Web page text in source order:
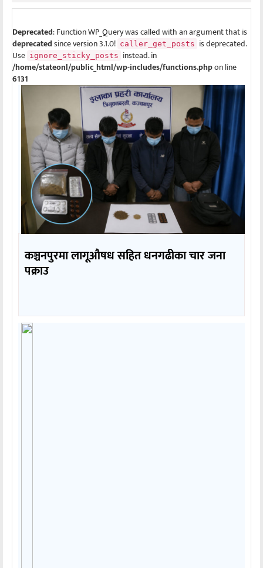
Deprecated: Function WP_Query was called with an argument that is
deprecatedsince version 3.1.0! caller_get_posts is deprecated.
Use ignore_sticky_posts instead. in
/home/stateonl/public_html/wp-includes/functions.phpon line
6131
कञ्चनपुरमा लागूऔषध सहित धनगढीका चार जना
पक्राउ